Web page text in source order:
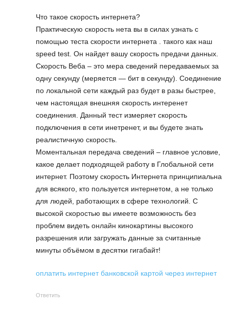
Что такое скорость интернета?
Практическую скорость нета вы в силах узнать с
помощью теста скорости интернета . такого как наш
speed test. Он найдет вашу скорость предачи данных.
Скорость Веба – это мера сведений передаваемых за
одну секунду (меряется — бит в секунду). Соединение
по локальной сети каждый раз будет в разы быстрее,
чем настоящая внешняя скорость интеренет
соединения. Данный тест измеряет скорость
подключения в сети инетренет, и вы будете знать
реалистичную скорость.
Моментальная передача сведений – главное условие,
какое делает подходящей работу в Глобальной сети
интернет. Поэтому скорость Интернета принципиальна
для всякого, кто пользуется интернетом, а не только
для людей, работающих в сфере технологий. С
высокой скоростью вы имеете возможность без
проблем видеть онлайн кинокартины высокого
разрешения или загружать данные за считанные
минуты объёмом в десятки гигабайт!
оплатить интернет банковской картой через интернет
Ответить